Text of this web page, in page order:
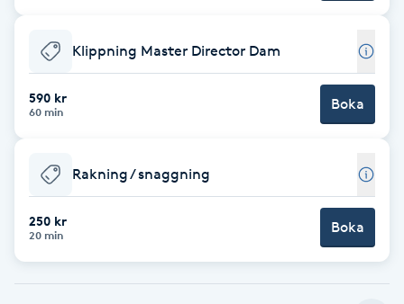
Friskvårdsmassage
Frisör
Funktionsanalys
Färgning
Gel naglar
Klippning Master Director Dam
590 kr
60 min Boka
Rakning / snaggning
250 kr
20 min Boka